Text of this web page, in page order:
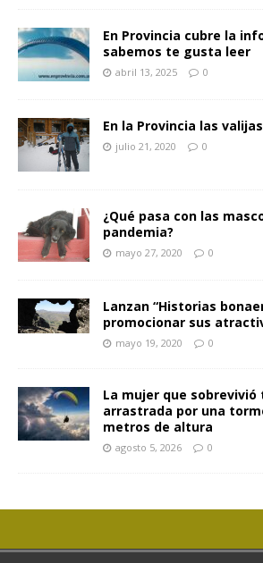
En Provincia cubre la
sabemos te gusta leer
abril 13, 2025 0
En la Provincia las
julio 21, 2020 0
¿Qué pasa con las
pandemia?
mayo 27, 2020 0
Lanzan “Historias
promocionar sus
mayo 19, 2020 0
La mujer que sobrevivió
arrastrada por una
metros de altura
agosto 5, 2026 0